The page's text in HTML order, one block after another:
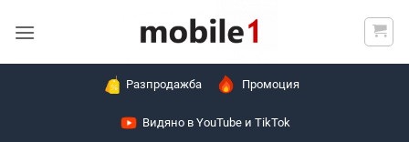
Разпродажба Промоция
Видяно в YouTube и TikTok